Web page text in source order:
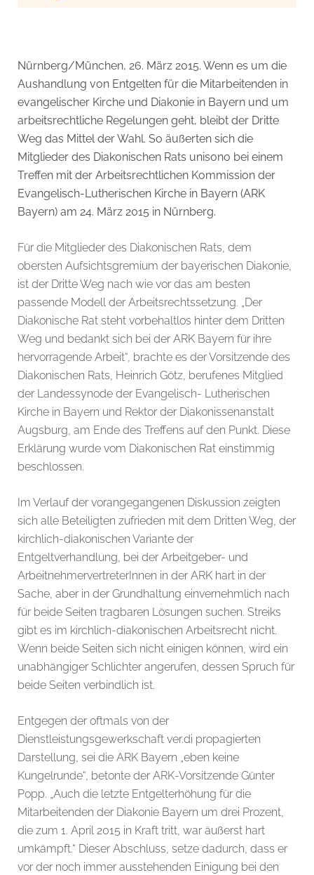
Nürnberg/München, 26. März 2015. Wenn es um die
Aushandlung von Entgelten für die Mitarbeitenden in
evangelischer Kirche und Diakonie in Bayern und um
arbeitsrechtliche Regelungen geht, bleibt der Dritte
Weg das Mittel der Wahl. So äußerten sich die
Mitglieder des Diakonischen Rats unisono bei einem
Treffen mit der Arbeitsrechtlichen Kommission der
Evangelisch-Lutherischen Kirche in Bayern (ARK
Bayern) am 24. März 2015 in Nürnberg.
Für die Mitglieder des Diakonischen Rats, dem
obersten Aufsichtsgremium der bayerischen Diakonie,
ist der Dritte Weg nach wie vor das am besten
passende Modell der Arbeitsrechtssetzung. „Der
Diakonische Rat steht vorbehaltlos hinter dem Dritten
Weg und bedankt sich bei der ARK Bayern für ihre
hervorragende Arbeit“, brachte es der Vorsitzende des
Diakonischen Rats, Heinrich Götz, berufenes Mitglied
der Landessynode der Evangelisch- Lutherischen
Kirche in Bayern und Rektor der Diakonissenanstalt
Augsburg, am Ende des Treffens auf den Punkt. Diese
Erklärung wurde vom Diakonischen Rat einstimmig
beschlossen.
Im Verlauf der vorangegangenen Diskussion zeigten
sich alle Beteiligten zufrieden mit dem Dritten Weg, der
kirchlich-diakonischen Variante der
Entgeltverhandlung, bei der Arbeitgeber- und
ArbeitnehmervertreterInnen in der ARK hart in der
Sache, aber in der Grundhaltung einvernehmlich nach
für beide Seiten tragbaren Lösungen suchen. Streiks
gibt es im kirchlich-diakonischen Arbeitsrecht nicht.
Wenn beide Seiten sich nicht einigen können, wird ein
unabhängiger Schlichter angerufen, dessen Spruch für
beide Seiten verbindlich ist.
Entgegen der oftmals von der
Dienstleistungsgewerkschaft ver.di propagierten
Darstellung, sei die ARK Bayern „eben keine
Kungelrunde“, betonte der ARK-Vorsitzende Günter
Popp. „Auch die letzte Entgelterhöhung für die
Mitarbeitenden der Diakonie Bayern um drei Prozent,
die zum 1. April 2015 in Kraft tritt, war äußerst hart
umkämpft.“ Dieser Abschluss, setze dadurch, dass er
vor der noch immer ausstehenden Einigung bei den